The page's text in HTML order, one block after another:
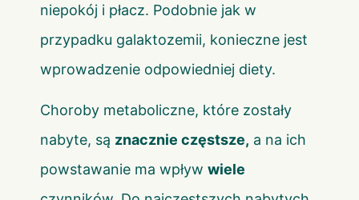
niepokój i płacz. Podobnie jak w
przypadku galaktozemii, konieczne jest
wprowadzenie odpowiedniej diety.
Choroby metaboliczne, które zostały
nabyte, są znacznie częstsze, a na ich
powstawanie ma wpływ wiele